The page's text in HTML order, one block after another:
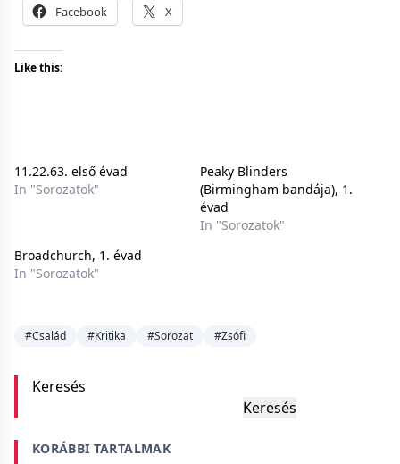
Facebook X
Like this:
11.22.63. első évad
In "Sorozatok"
Peaky Blinders
(Birmingham bandája), 1.
évad
In "Sorozatok"
Broadchurch, 1. évad
In "Sorozatok"
#Család #Kritika #Sorozat #Zsófi
Keresés
Keresés
KORÁBBI TARTALMAK